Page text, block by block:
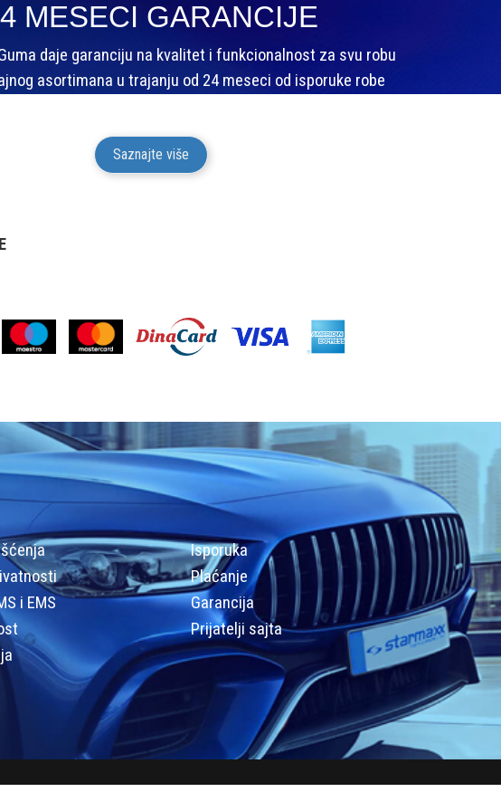
MESECI GARANCIJE
daje garanciju na kvalitet i funkcionalnost za svu robu
asortimana u trajanju od 24 meseci od isporuke robe
Saznajte više
i EMS
Isporuka
Plaćanje
Garancija
Prijatelji sajta